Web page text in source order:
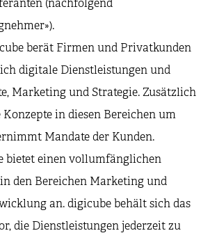
(nachfolgend
berät Firmen und Privatkunden
digitale Dienstleistungen und
Marketing und Strategie. Zusätzlich
Konzepte in diesen Bereichen um
Mandate der Kunden.
bietet einen vollumfänglichen
den Bereichen Marketing und
an. digicube behält sich das
die Dienstleistungen jederzeit zu